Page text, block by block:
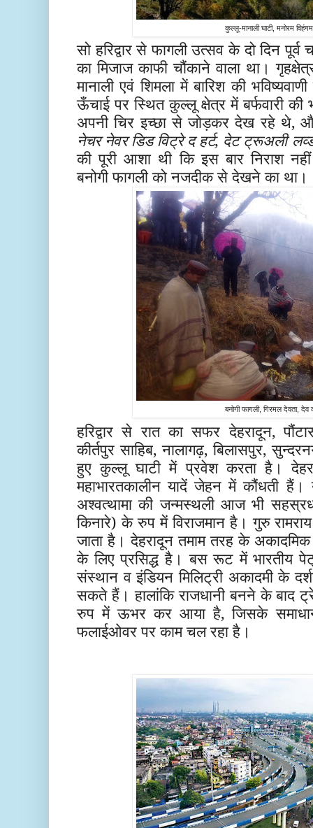
कुल्लू-मानाली घाटी, मनोरम
सो हरिद्वार से फागली उत्सव के दो दिन
का मिजाज काफी चौंकाने वाला था।
मानाली एवं शिमला में बारिश की
ऊँचाई पर स्थित कुल्लू क्षेत्र में बर्फवारी की
अपनी चिर इच्छा से जोड़कर देख रहे थे,
नेचर नेवर डिड विट्रे द हर्ट, देट ट्रूअली
की पूरी आशा थी कि इस बार निराश
बनोगी फागली को नजदीक से देखने का था।
बनोगी फागली, गिरमल देवता, देव
हरिद्वार से रात का सफर देहरादून,
कीर्तपुर साहिब, नालागढ़, बिलासपुर,
हुए कुल्लू घाटी में प्रवेश करता है।
महाभारतकालीन यादें जेहन में कौंधती हैं।
अश्वत्थामा की जन्मस्थली आज भी
किनारे) के रुप में विराजमान है। गुरु
जाता है। देहरादून तमाम तरह के अकादमिक
के लिए प्रसिद्ध है। बस रूट में भारतीय
संस्थान व इंडियन मिलिट्री अकादमी के
सकते हैं। हालांकि राजधानी बनने के बाद
रुप में ऊभर कर आया है, जिसके
फलाईओवर पर काम चल रहा है।